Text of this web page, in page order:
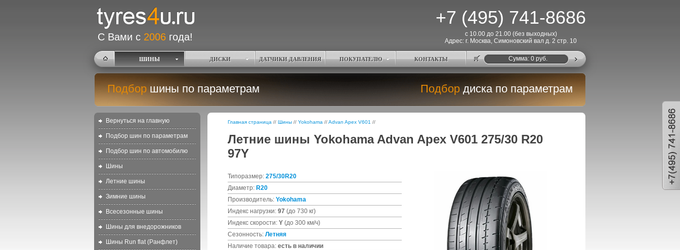
+7 (495) 741-8686
С Вами с 2006 года!
с 10.00 до 21.00 (без выходных)
Адрес: г. Москва, Симоновский вал д. 2 стр. 10
ШИНЫ ДИСКИ ДАТЧИКИ ДАВЛЕНИЯ ПОКУПАТЕЛЮ КОНТАКТЫ Cумма: 0руб.
Подбор шины по параметрам Подбор диска по параметрам
Вернуться на главную
Подбор шин по параметрам
Подбор шин по автомобилю
Шины
Летние шины
Зимние шины
Всесезонные шины
Шины для внедорожников
Шины Run flat (Ранфлет)
Главная страница // Шины // Yokohama //Advan Apex V601 //
Летние шины Yokohama Advan Apex V601 275/30 R20
97Y
Типоразмер: 275/30R20
Диаметр: R20
Производитель: Yokohama
Индекс нагрузки: 97 (до 730 кг)
Индекс скорости: Y (до 300 км/ч)
Сезонность: Летняя
Наличие товара: есть в наличии